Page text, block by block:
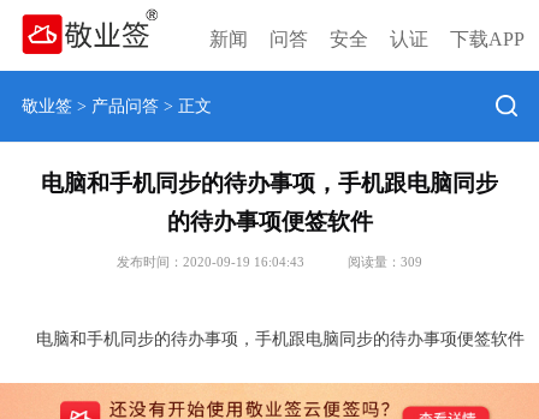
新闻 问答 安全 认证 下载APP
敬业签> 产品问答> 正文
电脑和手机同步的待办事项，手机跟电脑同步
的待办事项便签软件
发布时间：2020-09-19 16:04:43 阅读量： 309
电脑和手机同步的待办事项，手机跟电脑同步的待办事项便签软件